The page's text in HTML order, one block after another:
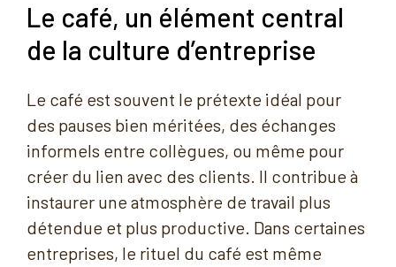
Le café, un élément central
de la culture d’entreprise
Le café est souvent le prétexte idéal pour
des pauses bien méritées, des échanges
informels entre collègues, ou même pour
créer du lien avec des clients. Il contribue à
instaurer une atmosphère de travail plus
détendue et plus productive. Dans certaines
entreprises, le rituel du café est même